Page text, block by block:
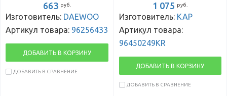
663 руб.
Изготовитель: DAEWOO
Артикул товара: 96256433
ДОБАВИТЬ В КОРЗИНУ
ДОБАВИТЬ В СРАВНЕНИЕ
1 075 руб.
Изготовитель: KAP
Артикул товара:
96450249KR
ДОБАВИТЬ В КОРЗИНУ
ДОБАВИТЬ В СРАВНЕНИЕ